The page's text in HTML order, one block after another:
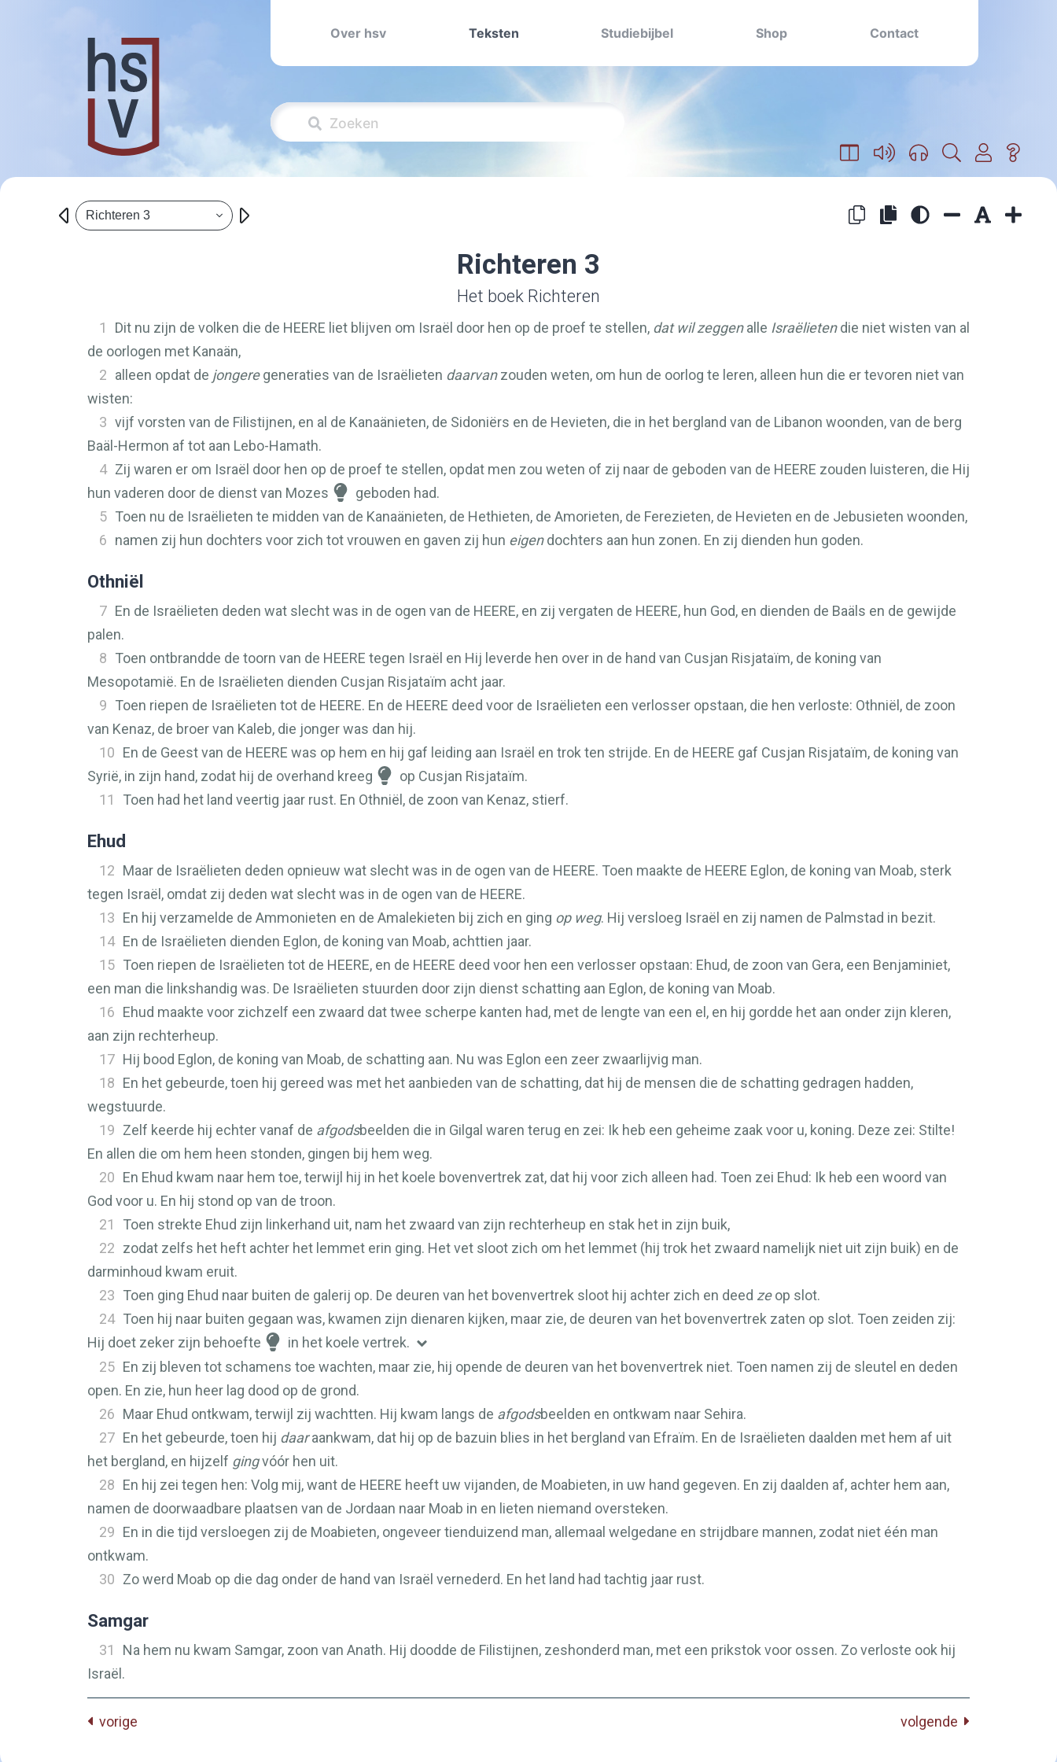
Over hsv Teksten Studiebijbel Shop Contact
Richteren 3
Richteren 3
Het boek Richteren
1 Dit nu zijn de volken die de HEERE liet blijven om Israël door hen op de proef te stellen, dat wil zeggenalle Israëlietendie niet wisten van al
de oorlogen met Kanaän,
2 alleen opdat de jongeregeneraties van de Israëlieten daarvanzouden weten, om hun de oorlog te leren, alleen hun die er tevoren niet van
wisten:
3 vijf vorsten van de Filistijnen, en al de Kanaänieten, de Sidoniërs en de Hevieten, die in het bergland van de Libanon woonden, van de berg
Baäl-Hermon af tot aan Lebo-Hamath.
4 Zij waren er om Israël door hen op de proef te stellen, opdat men zou weten of zij naar de geboden van de HEERE zouden luisteren, die Hij
hun vaderen door de dienst van Mozes
geboden had.
5 Toen nu de Israëlieten te midden van de Kanaänieten, de Hethieten, de Amorieten, de Ferezieten, de Hevieten en de Jebusieten woonden,
6 namen zij hun dochters voor zich tot vrouwen en gaven zij hun eigendochters aan hun zonen. En zij dienden hun goden.
Othniël
7 En de Israëlieten deden wat slecht was in de ogen van de HEERE, en zij vergaten de HEERE, hun God, en dienden de Baäls en de gewijde
palen.
8 Toen ontbrandde de toorn van de HEERE tegen Israël en Hij leverde hen over in de hand van Cusjan Risjataïm, de koning van
Mesopotamië. En de Israëlieten dienden Cusjan Risjataïm acht jaar.
9 Toen riepen de Israëlieten tot de HEERE. En de HEERE deed voor de Israëlieten een verlosser opstaan, die hen verloste: Othniël, de zoon
van Kenaz, de broer van Kaleb, die jonger was dan hij.
10 En de Geest van de HEERE was op hem en hij gaf leiding aan Israël en trok ten strijde. En de HEERE gaf Cusjan Risjataïm, de koning van
Syrië, in zijn hand, zodat hij de overhand kreeg
op Cusjan Risjataïm.
11
Toen had het land veertig jaar rust. En Othniël, de zoon van Kenaz, stierf.
Ehud
12 Maar de Israëlieten deden opnieuw wat slecht was in de ogen van de HEERE. Toen maakte de HEERE Eglon, de koning van Moab, sterk
tegen Israël, omdat zij deden wat slecht was in de ogen van de HEERE.
13 En hij verzamelde de Ammonieten en de Amalekieten bij zich en ging op weg. Hij versloeg Israël en zij namen de Palmstad in bezit.
14 En de Israëlieten dienden Eglon, de koning van Moab, achttien jaar.
15 Toen riepen de Israëlieten tot de HEERE, en de HEERE deed voor hen een verlosser opstaan: Ehud, de zoon van Gera, een Benjaminiet,
een man die linkshandig was. De Israëlieten stuurden door zijn dienst schatting aan Eglon, de koning van Moab.
16 Ehud maakte voor zichzelf een zwaard dat twee scherpe kanten had, met de lengte van een el, en hij gordde het aan onder zijn kleren,
aan zijn rechterheup.
17 Hij bood Eglon, de koning van Moab, de schatting aan. Nu was Eglon een zeer zwaarlijvig man.
18 En het gebeurde, toen hij gereed was met het aanbieden van de schatting, dat hij de mensen die de schatting gedragen hadden,
wegstuurde.
19 Zelf keerde hij echter vanaf de afgodsbeelden die in Gilgal waren terug en zei: Ik heb een geheime zaak voor u, koning. Deze zei: Stilte!
En allen die om hem heen stonden, gingen bij hem weg.
20 En Ehud kwam naar hem toe, terwijl hij in het koele bovenvertrek zat, dat hij voor zich alleen had. Toen zei Ehud: Ik heb een woord van
God voor u. En hij stond op van de troon.
21
Toen strekte Ehud zijn linkerhand uit, nam het zwaard van zijn rechterheup en stak het in zijn buik,
22 zodat zelfs het heft achter het lemmet erin ging. Het vet sloot zich om het lemmet (hij trok het zwaard namelijk niet uit zijn buik) en de
darminhoud kwam eruit.
23 Toen ging Ehud naar buiten de galerij op. De deuren van het bovenvertrek sloot hij achter zich en deed zeop slot.
24 Toen hij naar buiten gegaan was, kwamen zijn dienaren kijken, maar zie, de deuren van het bovenvertrek zaten op slot. Toen zeiden zij:
Hij doet zeker zijn behoefte
in het koele vertrek.
25 En zij bleven tot schamens toe wachten, maar zie, hij opende de deuren van het bovenvertrek niet. Toen namen zij de sleutel en deden
open. En zie, hun heer lag dood op de grond.
26 Maar Ehud ontkwam, terwijl zij wachtten. Hij kwam langs de afgodsbeelden en ontkwam naar Sehira.
27 En het gebeurde, toen hij daaraankwam, dat hij op de bazuin blies in het bergland van Efraïm. En de Israëlieten daalden met hem af uit
het bergland, en hijzelf gingvóór hen uit.
28 En hij zei tegen hen: Volg mij, want de HEERE heeft uw vijanden, de Moabieten, in uw hand gegeven. En zij daalden af, achter hem aan,
namen de doorwaadbare plaatsen van de Jordaan naar Moab in en lieten niemand oversteken.
29 En in die tijd versloegen zij de Moabieten, ongeveer tienduizend man, allemaal welgedane en strijdbare mannen, zodat niet één man
ontkwam.
30 Zo werd Moab op die dag onder de hand van Israël vernederd. En het land had tachtig jaar rust.
Samgar
31
Na hem nu kwam Samgar, zoon van Anath. Hij doodde de Filistijnen, zeshonderd man, met een prikstok voor ossen. Zo verloste ook hij
Israël.
vorige volgende